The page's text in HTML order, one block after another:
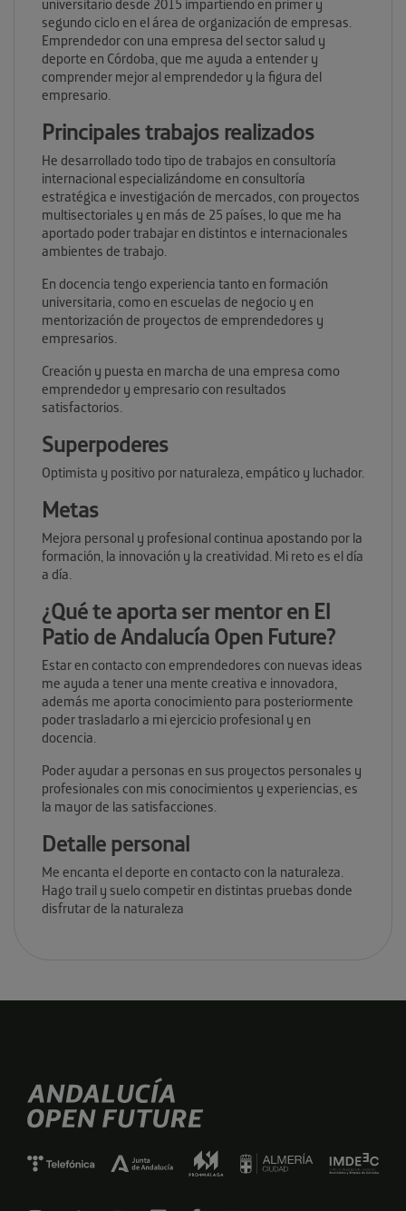
universitario desde 2015 impartiendo en primer y
segundo ciclo en el área de organización de empresas.
Emprendedor con una empresa del sector salud y
deporte en Córdoba, que me ayuda a entender y
comprender mejor al emprendedor y la figura del
empresario.
Principales trabajos realizados
He desarrollado todo tipo de trabajos en consultoría
internacional especializándome en consultoría
estratégica e investigación de mercados, con proyectos
multisectoriales y en más de 25 países, lo que me ha
aportado poder trabajar en distintos e internacionales
ambientes de trabajo.
En docencia tengo experiencia tanto en formación
universitaria, como en escuelas de negocio y en
mentorización de proyectos de emprendedores y
empresarios.
Creación y puesta en marcha de una empresa como
emprendedor y empresario con resultados
satisfactorios.
Superpoderes
Optimista y positivo por naturaleza, empático y luchador.
Metas
Mejora personal y profesional continua apostando por la
formación, la innovación y la creatividad. Mi reto es el día
a día.
¿Qué te aporta ser mentor en El
Patio de Andalucía Open Future?
Estar en contacto con emprendedores con nuevas ideas
me ayuda a tener una mente creativa e innovadora,
además me aporta conocimiento para posteriormente
poder trasladarlo a mi ejercicio profesional y en
docencia.
Poder ayudar a personas en sus proyectos personales y
profesionales con mis conocimientos y experiencias, es
la mayor de las satisfacciones.
Detalle personal
Me encanta el deporte en contacto con la naturaleza.
Hago trail y suelo competir en distintas pruebas donde
disfrutar de la naturaleza